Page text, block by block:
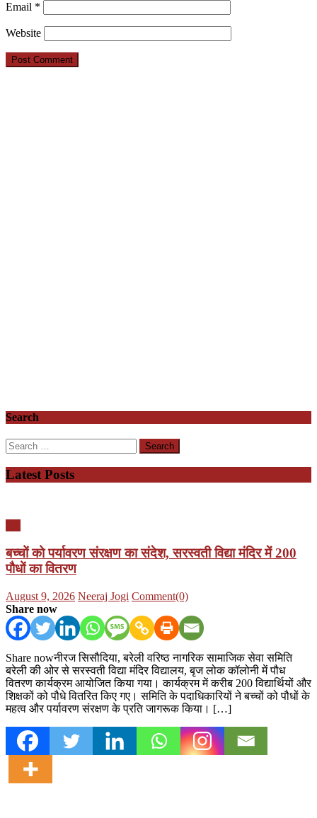
Email *
Website
Search
Search
for:
Latest Posts
बच्चों को पर्यावरण संरक्षण का संदेश, सरस्वती विद्या मंदिर में 200
पौधों का वितरण
Posted
on
August 9, 2026 Author
Neeraj Jogi Comment(0)
Share now
Share nowनीरज सिसौदिया, बरेली वरिष्ठ नागरिक सामाजिक सेवा समिति
बरेली की ओर से सरस्वती विद्या मंदिर विद्यालय, बृज लोक कॉलोनी में पौध
वितरण कार्यक्रम आयोजित किया गया। कार्यक्रम में करीब 200 विद्यार्थियों और
शिक्षकों को पौधे वितरित किए गए। समिति के पदाधिकारियों ने बच्चों को पौधों के
महत्व और पर्यावरण संरक्षण के प्रति जागरूक किया। […]